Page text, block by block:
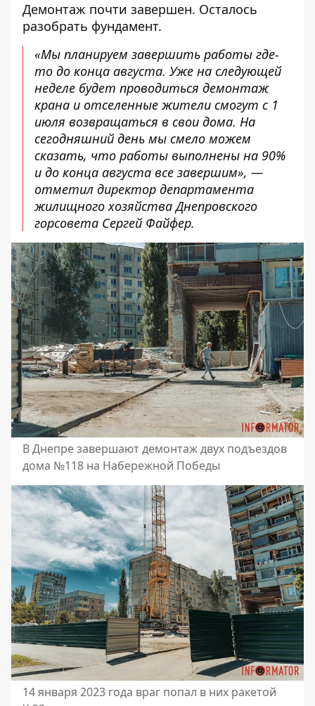
Демонтаж почти завершен. Осталось
разобрать фундамент.
«Мы планируем завершить работы где-
то до конца августа. Уже на следующей
неделе будет проводиться демонтаж
крана и отселенные жители смогут с 1
июля возвращаться в свои дома. На
сегодняшний день мы смело можем
сказать, что работы выполнены на 90%
и до конца августа все завершим», —
отметил директор департамента
жилищного хозяйства Днепровского
горсовета Сергей Файфер.
В Днепре завершают демонтаж двух подъездов
дома №118 на Набережной Победы
14 января 2023 года враг попал в них ракетой